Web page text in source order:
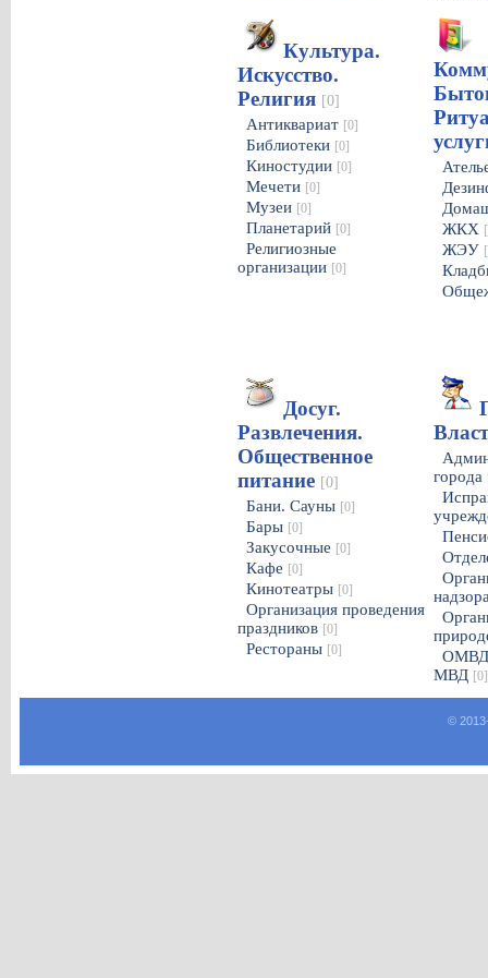
Культура.
Искусство.
Религия [0]
Антиквариат [0]
Библиотеки [0]
Киностудии [0]
Мечети [0]
Музеи [0]
Планетарий [0]
Религиозные
организации [0]
ЖКХ
ЖЭУ
Досуг.
Развлечения.
Общественное
питание [0]
Бани. Сауны [0]
Бары [0]
Закусочные [0]
Кафе [0]
Кинотеатры [0]
Организация проведения
праздников [0]
Рестораны [0]
города
МВД [0]
©